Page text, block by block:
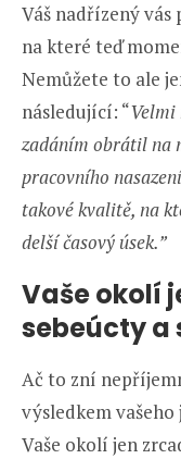
Váš nadřízený
na které teď
Nemůžete to ale
následující: “Velmi
zadáním obrátil na
pracovního
takové kvalitě, na
delší časový úsek.”
Vaše okolí
sebeúcty a
Ač to zní
výsledkem vašeho
Vaše okolí jen